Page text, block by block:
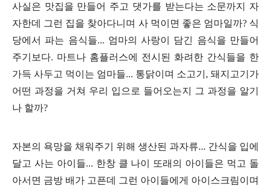
사실은 맛집을 만들어 주고 댓가를 받는다는 소문까지 자
자한데 그런 집을 찾아다니며 사 먹이면 좋은 엄마일까? 식
당에서 파는 음식들... 엄마의 사랑이 담긴 음식을 만들어
주기보다. 마트나 홈플러스에 전시된 화려한 간식들을 한
가득 사두고 먹이는 엄마들... 통닭이며 소고기 , 돼지고기가
어떤 과정을 거쳐 우리 입으로 들어오는지 그 과정을 알기
나 할까?
자본의 욕망을 채워주기 위해 생산된 과자류... 간식을 입에
달고 사는 아이들... 한창 클 나이 또래의 아이들은 먹고 돌
아서면 금방 배가 고픈데 그런 아이들에게 아이스크림이며